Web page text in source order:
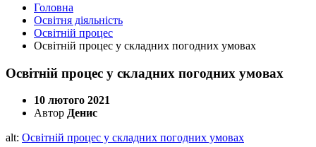
Головна
Освітня діяльність
Освітній процес
Освітній процес у складних погодних умовах
Освітній процес у складних погодних умовах
10 лютого 2021
Автор Денис
alt: Освітній процес у складних погодних умовах